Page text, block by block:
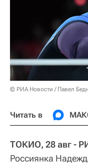
© РИА Новости / Павел
Читать в
ТОКИО, 28 авг -
Россиянка